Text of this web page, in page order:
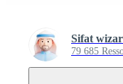
Sifat
79 685